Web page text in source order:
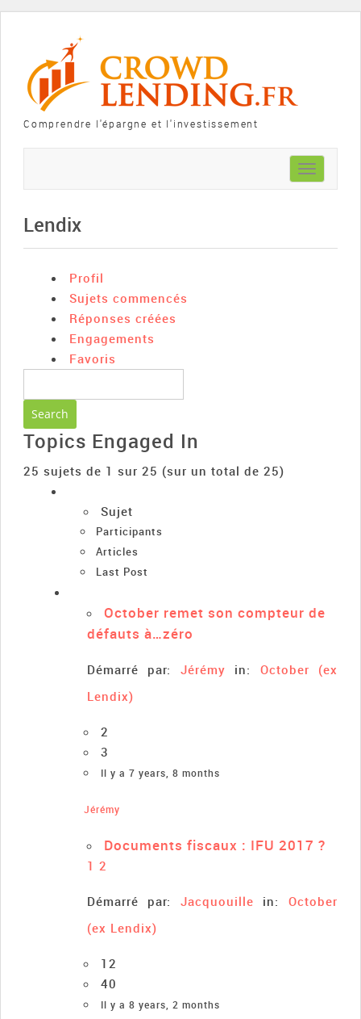
Comprendre l'épargne et l'investissement
Toggle
navigation
Lendix
Profil
Sujets commencés
Réponses créées
Engagements
Favoris
Topics Engaged In
25 sujets de 1 sur 25 (sur un total de 25)
Sujet
Participants
Articles
Last Post
October remet son compteur de
défauts à…zéro
Démarré par: Jérémy in: October (ex
Lendix)
2
3
Il y a 7 years, 8 months
Jérémy
Documents fiscaux : IFU 2017 ?
1 2
Démarré par: Jacquouille in:October
(ex Lendix)
12
40
Il y a 8 years, 2 months